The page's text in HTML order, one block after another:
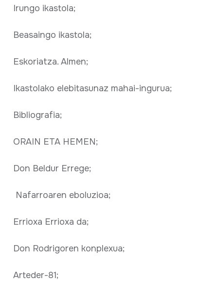
Irungo ikastola;
Beasaingo ikastola;
Eskoriatza. Almen;
Ikastolako elebitasunaz mahai-ingurua;
Bibliografia;
ORAIN ETA HEMEN;
Don Beldur Errege;
Nafarroaren eboluzioa;
Errioxa Errioxa da;
Don Rodrigoren konplexua;
Arteder-81;